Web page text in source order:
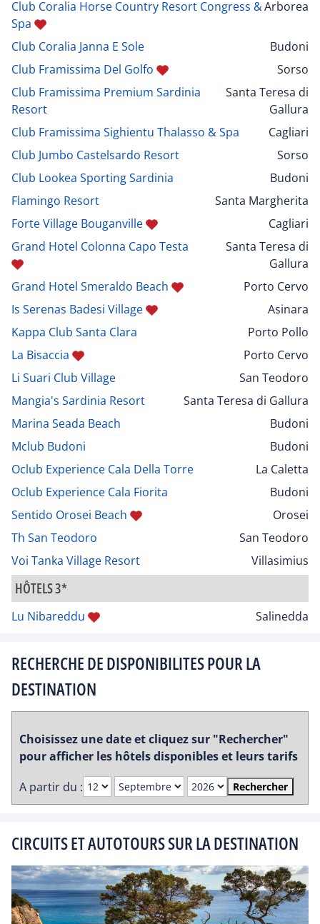
Club Coralia Horse Country Resort Congress &
Spa
Arborea
Club Coralia Janna E Sole
Budoni
Club Framissima Del Golfo
Sorso
Club Framissima Premium Sardinia
Resort
Santa Teresa di
Gallura
Club Framissima Sighientu Thalasso & Spa
Cagliari
Club Jumbo Castelsardo Resort
Sorso
Club Lookea Sporting Sardinia
Budoni
Flamingo Resort
Santa Margherita
Forte Village Bouganville
Cagliari
Grand Hotel Colonna Capo Testa
Santa Teresa di
Gallura
Grand Hotel Smeraldo Beach
Porto Cervo
Is Serenas Badesi Village
Asinara
Kappa Club Santa Clara
Porto Pollo
La Bisaccia
Porto Cervo
Li Suari Club Village
San Teodoro
Mangia's Sardinia Resort
Santa Teresa di Gallura
Marina Seada Beach
Budoni
Mclub Budoni
Budoni
Oclub Experience Cala Della Torre
La Caletta
Oclub Experience Cala Fiorita
Budoni
Sentido Orosei Beach
Orosei
Th San Teodoro
San Teodoro
Voi Tanka Village Resort
Villasimius
HÔTELS 3*
Lu Nibareddu Salinedda
RECHERCHE DE DISPONIBILITES POUR LA
DESTINATION
Choisissez une date et cliquez sur "Rechercher"
pour afficher les hôtels disponibles et leurs tarifs
A partir du :
Rechercher
CIRCUITS ET AUTOTOURS SUR LA DESTINATION